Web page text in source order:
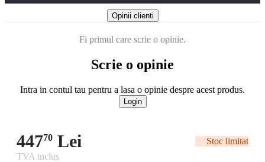
Opinii clienti
Fi primul care scrie o opinie.
Scrie o opinie
Intra in contul tau pentru a lasa o opinie despre acest produs.
Login
44770 Lei
Stoc limitat
TVA inclus